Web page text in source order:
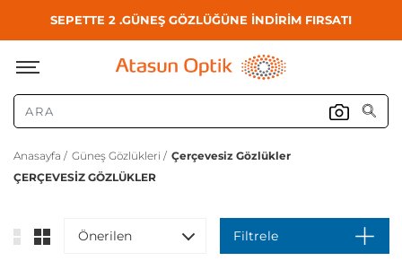
SEPETTE 2 .GÜNEŞ GÖZLÜĞÜNE İNDİRİM FIRSATI
Anasayfa / Güneş Gözlükleri / Çerçevesiz Gözlükler
ÇERÇEVESIZ GÖZLÜKLER
Önerilen Filtrele